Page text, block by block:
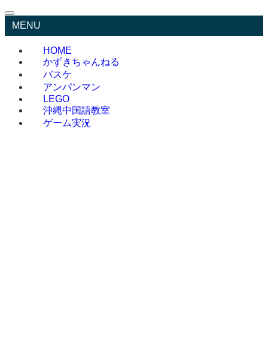
MENU
HOME
かずきちゃんねる
バスケ
アンパンマン
LEGO
沖縄中国語教室
ゲーム実況